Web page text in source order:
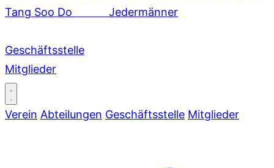
Tang Soo Do
Jedermänner
Geschäftsstelle
Mitglieder
Verein Abteilungen Geschäftsstelle Mitglieder